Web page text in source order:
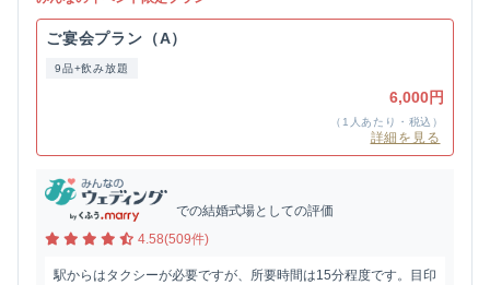
ご宴会プラン（A）
9品+飲み放題
6,000円
（1人あたり・税込）
詳細を見る
での結婚式場としての評価
4.58(509件)
駅からはタクシーが必要ですが、所要時間は15分程度です。目印